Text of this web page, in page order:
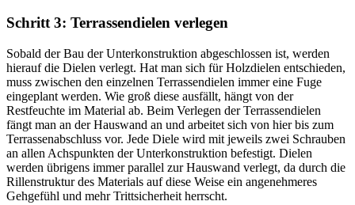
Schritt 3: Terrassendielen verlegen
Sobald der Bau der Unterkonstruktion abgeschlossen ist, werden
hierauf die Dielen verlegt. Hat man sich für Holzdielen entschieden,
muss zwischen den einzelnen Terrassendielen immer eine Fuge
eingeplant werden. Wie groß diese ausfällt, hängt von der
Restfeuchte im Material ab. Beim Verlegen der Terrassendielen
fängt man an der Hauswand an und arbeitet sich von hier bis zum
Terrassenabschluss vor. Jede Diele wird mit jeweils zwei Schrauben
an allen Achspunkten der Unterkonstruktion befestigt. Dielen
werden übrigens immer parallel zur Hauswand verlegt, da durch die
Rillenstruktur des Materials auf diese Weise ein angenehmeres
Gehgefühl und mehr Trittsicherheit herrscht.